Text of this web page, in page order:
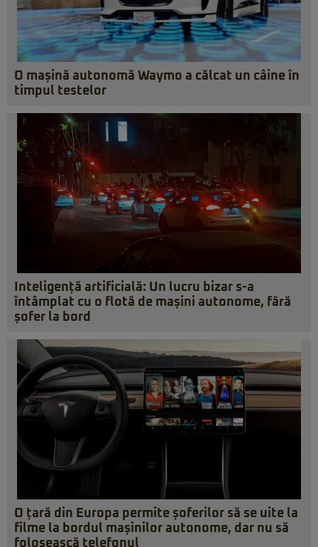
O mașină autonomă Waymo a călcat un câine în
timpul testelor
Inteligență artificială: Un lucru bizar s-a
întâmplat cu o flotă de mașini autonome, fără
șofer la bord
O țară din Europa permite șoferilor să se uite la
filme la bordul mașinilor autonome, dar nu să
folosească telefonul